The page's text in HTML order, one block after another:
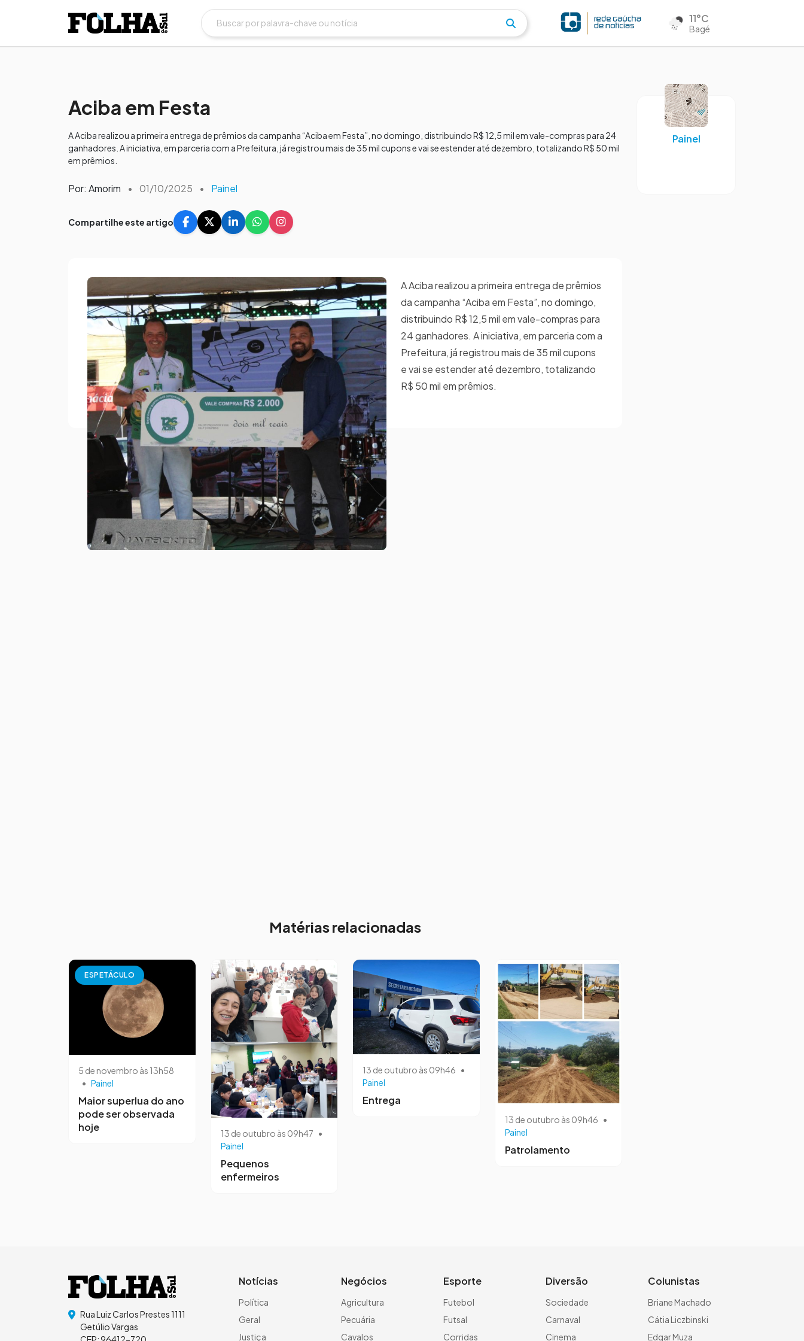
11°C
Bagé
Aciba em Festa
A Aciba realizou a primeira entrega de prêmios da campanha “Aciba em Festa”, no domingo, distribuindo R$ 12,5 mil em vale-compras para 24
ganhadores. A iniciativa, em parceria com a Prefeitura, já registrou mais de 35 mil cupons e vai se estender até dezembro, totalizando R$ 50 mil
em prêmios.
Por: Amorim • 01/10/2025 • Painel
Compartilhe este artigo
A Aciba realizou a primeira entrega de prêmios
da campanha “Aciba em Festa”, no domingo,
distribuindo R$ 12,5 mil em vale-compras para
24 ganhadores. A iniciativa, em parceria com a
Prefeitura, já registrou mais de 35 mil cupons
e vai se estender até dezembro, totalizando
R$ 50 mil em prêmios.
Matérias relacionadas
ESPETÁCULO
5 de novembro às 13h58
• Painel
Maior superlua do ano
pode ser observada
hoje
13 de outubro às 09h47 •
Painel
Pequenos
enfermeiros
13 de outubro às 09h46 •
Painel
Entrega
13 de outubro às 09h46 •
Painel
Patrolamento
Painel
Rua Luiz Carlos Prestes 1111
Getúlio Vargas
Notícias
Política
Geral
Justiça
Negócios
Agricultura
Pecuária
Cavalos
Esporte
Futebol
Futsal
Corridas
Diversão
Sociedade
Carnaval
Cinema
Colunistas
Briane Machado
Cátia Liczbinski
Edgar Muza